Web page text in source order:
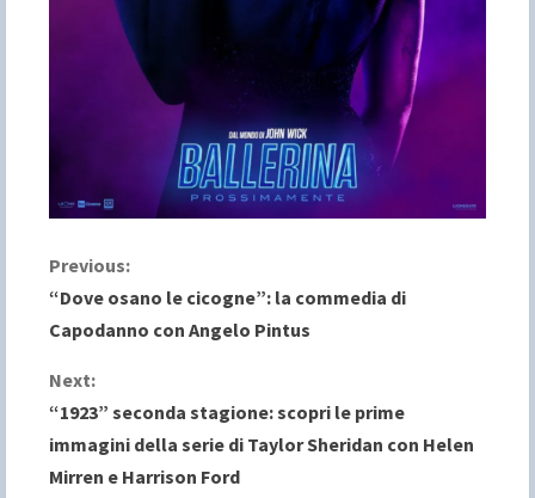
C
o
n
t
i
Previous:
“Dove osano le cicogne”: la commedia di
Capodanno con Angelo Pintus
Next:
“1923” seconda stagione: scopri le prime
immagini della serie di Taylor Sheridan con Helen
Mirren e Harrison Ford